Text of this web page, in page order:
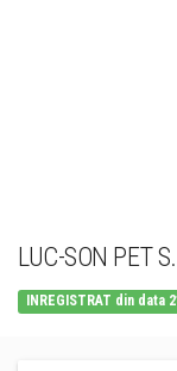
LUC-SON PET
INREGISTRAT din data